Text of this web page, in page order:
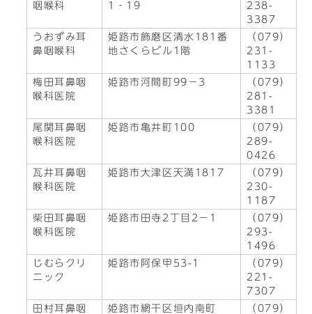
咽喉科
1‐19
238-
3387
うおずみ耳
鼻咽喉科
姫路市飾磨区清水181番
地さくらビル1階
（079）
231-
1133
梅田耳鼻咽
喉科医院
姫路市河間町99－3
（079）
281-
3381
尾関耳鼻咽
喉科医院
姫路市亀井町100
（079）
289-
0426
瓦井耳鼻咽
喉科医院
姫路市大津区天満1817
（079）
230-
1187
柴田耳鼻咽
喉科医院
姫路市田寺2丁目2－1
（079）
293-
1496
じむらクリ
ニック
姫路市阿保甲53-1
（079）
221-
7307
田村耳鼻咽
姫路市網干区垣内南町
（079）